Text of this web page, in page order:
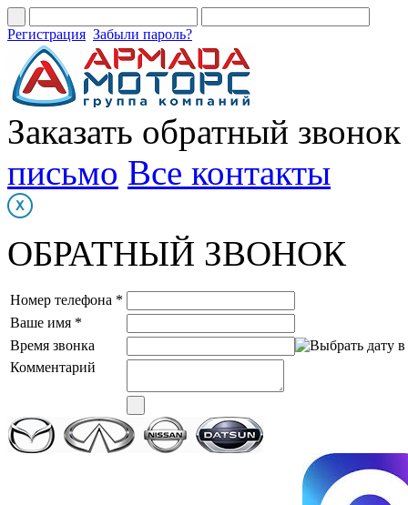
Регистрация Забыли пароль?
Заказать обратный звонок
письмо Все контакты
ОБРАТНЫЙ ЗВОНОК
Номер телефона *
Ваше имя *
Время звонка
Комментарий